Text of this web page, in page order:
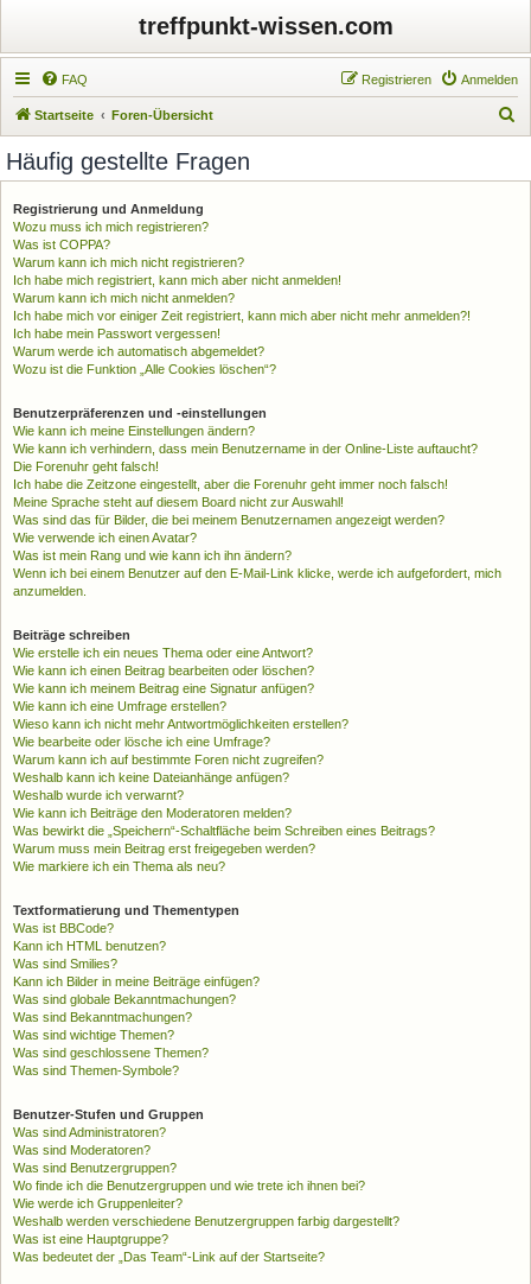
treffpunkt-wissen.com
FAQ Anmelden
Registrieren
Startseite Foren-Übersicht
Häufig gestellte Fragen
Registrierung und Anmeldung
Wozu muss ich mich registrieren?
Was ist COPPA?
Warum kann ich mich nicht registrieren?
Ich habe mich registriert, kann mich aber nicht anmelden!
Warum kann ich mich nicht anmelden?
Ich habe mich vor einiger Zeit registriert, kann mich aber nicht mehr anmelden?!
Ich habe mein Passwort vergessen!
Warum werde ich automatisch abgemeldet?
Wozu ist die Funktion „Alle Cookies löschen“?
Benutzerpräferenzen und -einstellungen
Wie kann ich meine Einstellungen ändern?
Wie kann ich verhindern, dass mein Benutzername in der Online-Liste auftaucht?
Die Forenuhr geht falsch!
Ich habe die Zeitzone eingestellt, aber die Forenuhr geht immer noch falsch!
Meine Sprache steht auf diesem Board nicht zur Auswahl!
Was sind das für Bilder, die bei meinem Benutzernamen angezeigt werden?
Wie verwende ich einen Avatar?
Was ist mein Rang und wie kann ich ihn ändern?
Wenn ich bei einem Benutzer auf den E-Mail-Link klicke, werde ich aufgefordert, mich
anzumelden.
Beiträge schreiben
Wie erstelle ich ein neues Thema oder eine Antwort?
Wie kann ich einen Beitrag bearbeiten oder löschen?
Wie kann ich meinem Beitrag eine Signatur anfügen?
Wie kann ich eine Umfrage erstellen?
Wieso kann ich nicht mehr Antwortmöglichkeiten erstellen?
Wie bearbeite oder lösche ich eine Umfrage?
Warum kann ich auf bestimmte Foren nicht zugreifen?
Weshalb kann ich keine Dateianhänge anfügen?
Weshalb wurde ich verwarnt?
Wie kann ich Beiträge den Moderatoren melden?
Was bewirkt die „Speichern“-Schaltfläche beim Schreiben eines Beitrags?
Warum muss mein Beitrag erst freigegeben werden?
Wie markiere ich ein Thema als neu?
Textformatierung und Thementypen
Was ist BBCode?
Kann ich HTML benutzen?
Was sind Smilies?
Kann ich Bilder in meine Beiträge einfügen?
Was sind globale Bekanntmachungen?
Was sind Bekanntmachungen?
Was sind wichtige Themen?
Was sind geschlossene Themen?
Was sind Themen-Symbole?
Benutzer-Stufen und Gruppen
Was sind Administratoren?
Was sind Moderatoren?
Was sind Benutzergruppen?
Wo finde ich die Benutzergruppen und wie trete ich ihnen bei?
Wie werde ich Gruppenleiter?
Weshalb werden verschiedene Benutzergruppen farbig dargestellt?
Was ist eine Hauptgruppe?
Was bedeutet der „Das Team“-Link auf der Startseite?